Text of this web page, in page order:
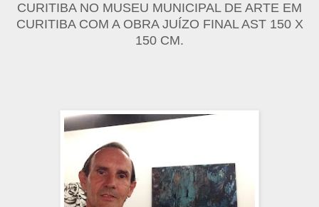
CURITIBA NO MUSEU MUNICIPAL DE ARTE EM
CURITIBA COM A OBRA JUÍZO FINAL AST 150 X
150 CM.